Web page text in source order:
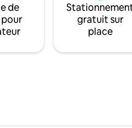
de
gratuit sur
place